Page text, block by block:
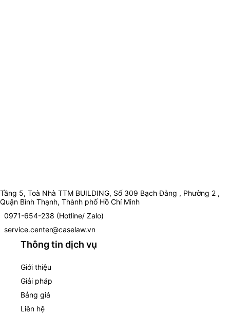
Tầng 5, Toà Nhà TTM BUILDING, Số 309 Bạch Đằng , Phường 2 ,
Quận Bình Thạnh, Thành phố Hồ Chí Minh
0971-654-238 (Hotline/ Zalo)
service.center@caselaw.vn
Thông tin dịch vụ
Giới thiệu
Giải pháp
Bảng giá
Liên hệ